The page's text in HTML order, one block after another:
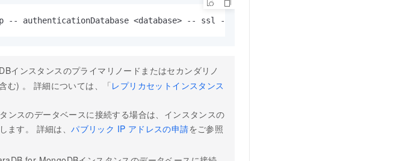
-- authenticationDatabase <database> -- ssl -- sslCAFile <sslCAFile_path> --
インスタンスのプライマリノードまたはセカンダリノ
む) 。 詳細については、「レプリカセットインスタンス
ンスのデータベースに接続する場合は、インスタンスの
ます。 詳細は、パブリック IP アドレスの申請をご参照